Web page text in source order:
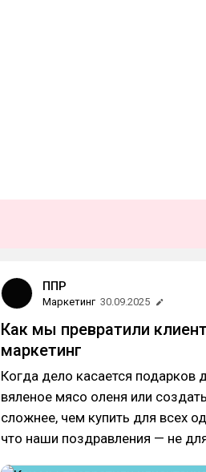
ППР
Маркетинг 30.09.2025
Как мы превратили
маркетинг
Когда дело касается подарков
вяленое мясо оленя или
сложнее, чем купить для всех
что наши поздравления — не